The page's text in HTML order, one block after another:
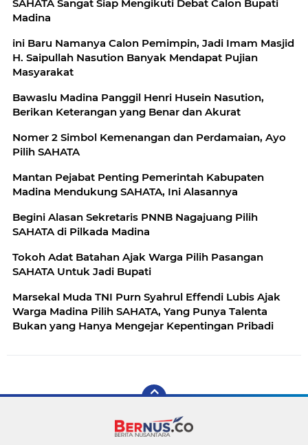
SAHATA Sangat Siap Mengikuti Debat Calon Bupati
Madina
ini Baru Namanya Calon Pemimpin, Jadi Imam Masjid
H. Saipullah Nasution Banyak Mendapat Pujian
Masyarakat
Bawaslu Madina Panggil Henri Husein Nasution,
Berikan Keterangan yang Benar dan Akurat
Nomer 2 Simbol Kemenangan dan Perdamaian, Ayo
Pilih SAHATA
Mantan Pejabat Penting Pemerintah Kabupaten
Madina Mendukung SAHATA, Ini Alasannya
Begini Alasan Sekretaris PNNB Nagajuang Pilih
SAHATA di Pilkada Madina
Tokoh Adat Batahan Ajak Warga Pilih Pasangan
SAHATA Untuk Jadi Bupati
Marsekal Muda TNI Purn Syahrul Effendi Lubis Ajak
Warga Madina Pilih SAHATA, Yang Punya Talenta
Bukan yang Hanya Mengejar Kepentingan Pribadi